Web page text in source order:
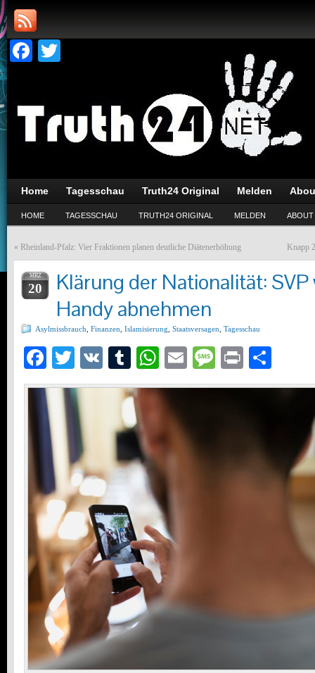
Facebook
Home Tagesschau Truth24 Original Melden
HOME TAGESSCHAU TRUTH24 ORIGINAL MELDEN ABOUT
« Rheinland-Pfalz: Vier Fraktionen planen deutliche Diätenerhöhung Knapp
MRZ
20
Klärung der Nationalität:
Handy abnehmen
Asylmissbrauch Finanzen Islamisierung Staatsversagen Tagesschau
Facebook
Twitter
VK Tumblr
WhatsApp
EmailMessage
Print